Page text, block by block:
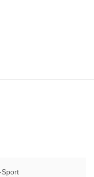
Sport